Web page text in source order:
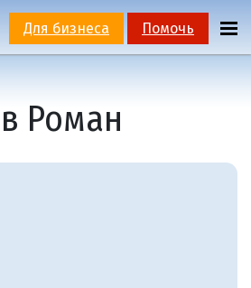
Для бизнеса Помочь
Роман